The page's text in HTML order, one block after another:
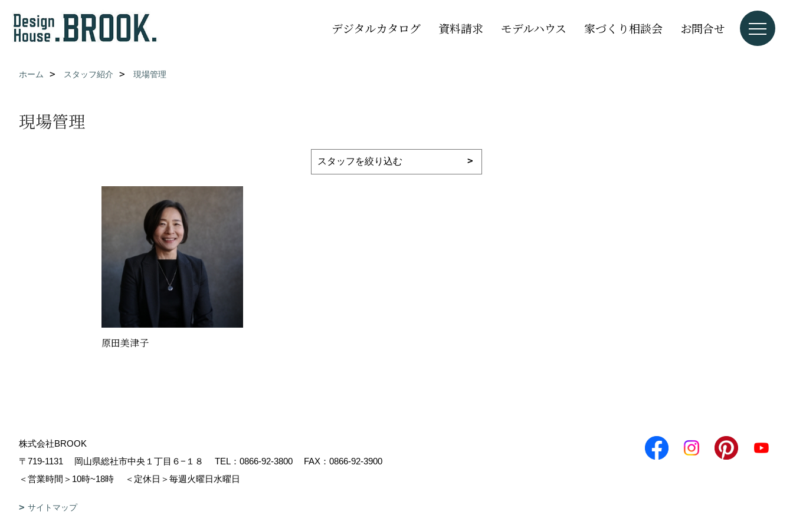
デジタルカタログ 資料請求 モデルハウス 家づくり相談会 お問合せ
ホーム スタッフ紹介 現場管理
現場管理
原田美津子
株式会社BROOK
〒719-1131
岡山県総社市中央１丁目６−１８ TEL： 0866-92-3800
FAX：0866-92-3900
＜営業時間＞10時~18時
＜定休日＞毎週火曜日水曜日
サイトマップ